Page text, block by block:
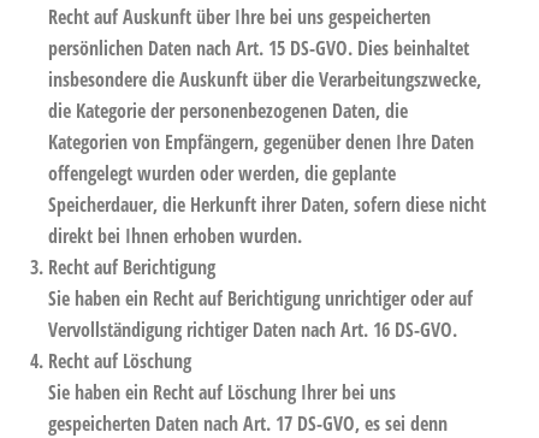
Recht auf Auskunft über Ihre bei uns gespeicherten
persönlichen Daten nach Art. 15 DS-GVO. Dies beinhaltet
insbesondere die Auskunft über die Verarbeitungszwecke,
die Kategorie der personenbezogenen Daten, die
Kategorien von Empfängern, gegenüber denen Ihre Daten
offengelegt wurden oder werden, die geplante
Speicherdauer, die Herkunft ihrer Daten, sofern diese nicht
direkt bei Ihnen erhoben wurden.
Recht auf Berichtigung
Sie haben ein Recht auf Berichtigung unrichtiger oder auf
Vervollständigung richtiger Daten nach Art. 16 DS-GVO.
Recht auf Löschung
Sie haben ein Recht auf Löschung Ihrer bei uns
gespeicherten Daten nach Art. 17 DS-GVO, es sei denn